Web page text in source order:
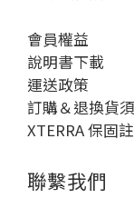
會員權益
說明書下載
運送政策
訂購＆退換貨
XTERRA 保固
聯繫我們